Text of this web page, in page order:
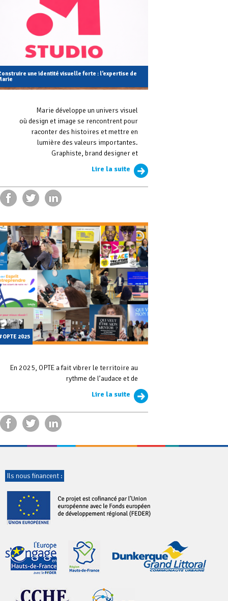
une identité visuelle forte : l’expertise de
Marie développe un univers visuel
où design et image se rencontrent pour
raconter des histoires et mettre en
lumière des valeurs importantes.
Graphiste, brand designer et
Lire la suite
2025
En 2025, OPTE a fait vibrer le territoire au
rythme de l’audace et de
Lire la suite
Ils nous financent :